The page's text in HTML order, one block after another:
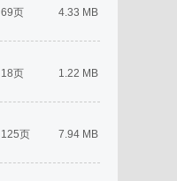
4.33 MB
69页
1.22 MB
18页
7.94 MB
125页